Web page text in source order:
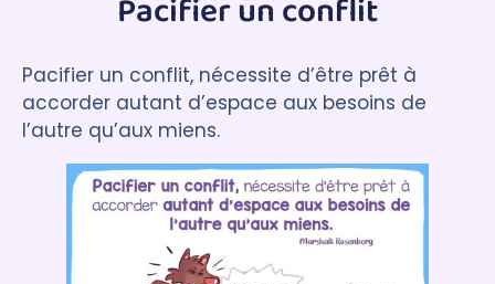
Pacifier un conflit
Pacifier un conflit, nécessite d’être prêt à
accorder autant d’espace aux besoins de
l’autre qu’aux miens.